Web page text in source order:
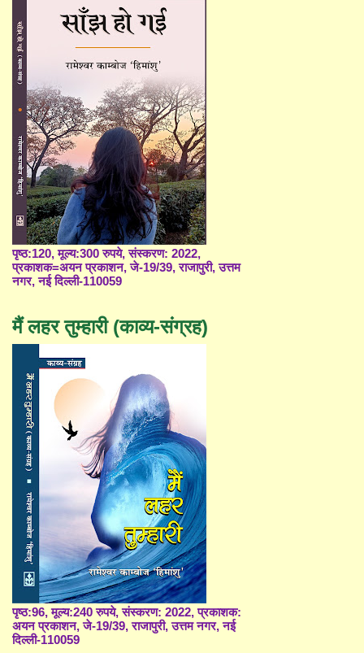
पृष्ठ:120, मूल्य:300 रुपये, संस्करण: 2022,
प्रकाशक=अयन प्रकाशन, जे-19/39, राजापुरी, उत्तम
नगर, नई दिल्ली-110059
मैं लहर तुम्हारी (काव्य-संग्रह)
पृष्ठ:96, मूल्य:240 रुपये, संस्करण: 2022, प्रकाशक:
अयन प्रकाशन, जे-19/39, राजापुरी, उत्तम नगर, नई
दिल्ली-110059